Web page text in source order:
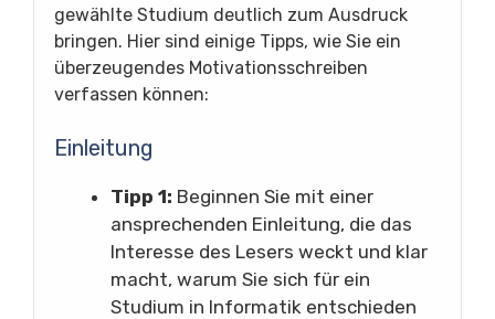
gewählte Studium deutlich zum Ausdruck
bringen. Hier sind einige Tipps, wie Sie ein
überzeugendes Motivationsschreiben
verfassen können:
Einleitung
Tipp 1: Beginnen Sie mit einer
ansprechenden Einleitung, die das
Interesse des Lesers weckt und klar
macht, warum Sie sich für ein
Studium in Informatik entschieden